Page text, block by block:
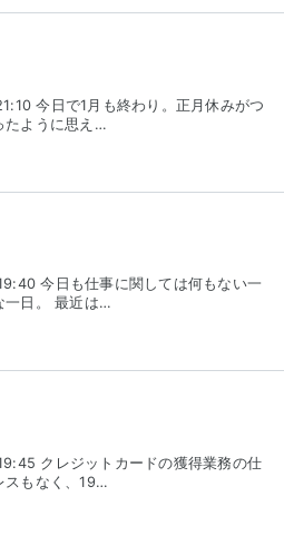
今日で1月も終わり。正月休みがつ
たように思え…
今日も仕事に関しては何もない一
一日。 最近は…
クレジットカードの獲得業務の仕
スもなく、19…